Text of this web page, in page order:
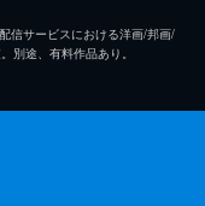
信サービスにおける洋画/邦画/
別途、有料作品あり。